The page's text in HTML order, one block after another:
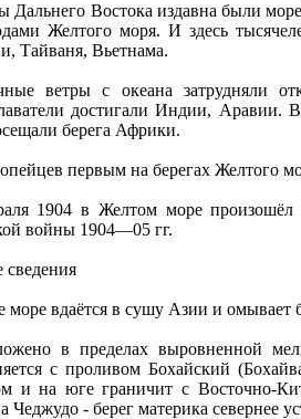
Дальнего Востока издавна были
Желтого моря. И здесь
Тайваня, Вьетнама.
ветры с океана затрудняли
достигали Индии, Аравии.
берега Африки.
первым на берегах Желтого
1904 в Желтом море произошёл
войны 1904—05 гг.
море вдаётся в сушу Азии и
в пределах выровненной
с проливом Бохайский
и на юге граничит с Восточно-
Чеджудо - берег материка севернее